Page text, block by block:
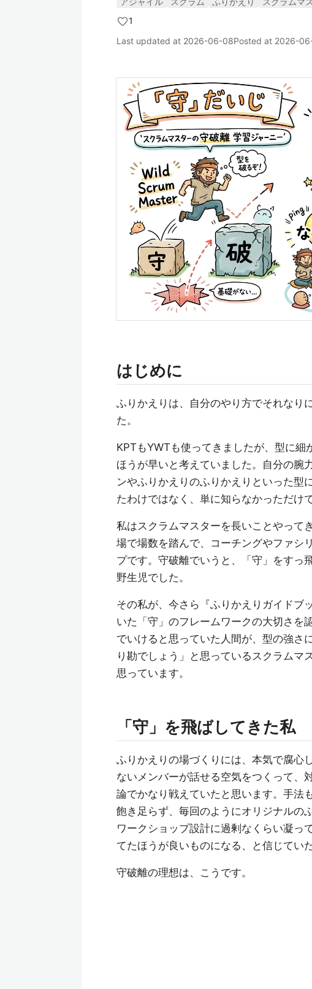
1
Last updated at 2026-06-08Posted at 2026-
はじめに
ふりかえりは、自分のやり方でそれなり
た。
KPTもYWTも使ってきましたが、型に
ほうが早いと考えていました。自分の腕
ンやふりかえりのふりかえりといった型
たわけではなく、単に知らなかっただけで
私はスクラムマスターを長いことやって
場で場数を踏んで、コーチングやファシ
プです。守破離でいうと、「守」をすっ
野生児でした。
その私が、今さら『ふりかえりガイドブ
いた「守」のフレームワークの大切さを
でいけると思っていた人間が、型の強さ
り勘でしょう」と思っているスクラムマ
思っています。
「守」を飛ばしてきた私
ふりかえりの場づくりには、本気で腐心
ないメンバーが話せる空気をつくって、
論でかなり戦えていたと思います。手法
飽き足らず、毎回のようにオリジナルの
ワークショップ設計に過剰なくらい凝っ
てたほうが良いものになる、と信じてい
守破離の理想は、こうです。